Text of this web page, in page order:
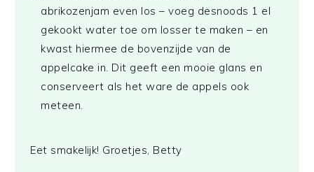
abrikozenjam even los – voeg desnoods 1 el
gekookt water toe om losser te maken – en
kwast hiermee de bovenzijde van de
appelcake in. Dit geeft een mooie glans en
conserveert als het ware de appels ook
meteen.
Eet smakelijk! Groetjes, Betty